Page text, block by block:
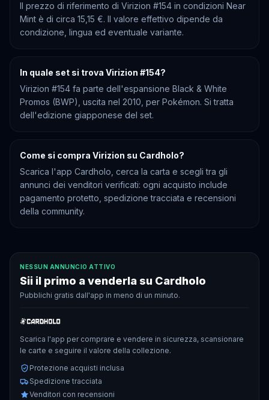
Il prezzo di riferimento di Virizion #154 in condizioni Near
Mint è di circa 15,15 €. Il valore effettivo dipende da
condizione, lingua ed eventuale variante.
In quale set si trova Virizion #154?
Virizion #154 fa parte dell'espansione Black & White
Promos (BWP), uscita nel 2010, per Pokémon. Si tratta
dell'edizione giapponese del set.
Come si compra Virizion su Cardholo?
Scarica l'app Cardholo, cerca la carta e scegli tra gli
annunci dei venditori verificati: ogni acquisto include
pagamento protetto, spedizione tracciata e recensioni
della community.
NESSUN ANNUNCIO ATTIVO
Sii il primo a venderla su Cardholo
Pubblichi gratis dall'app in meno di un minuto.
Scarica l'app per comprare e vendere in sicurezza, scansionare
le carte e seguire il valore della collezione.
Protezione acquisti inclusa
Spedizione tracciata
Venditori con recensioni